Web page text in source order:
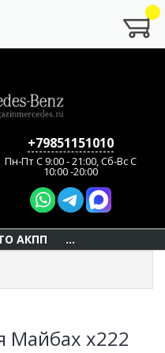
+79851151010
Пн-Пт C 9:00 - 21:00, Сб-Вс С
10:00 -20:00
АКПП ...
Майбах x222